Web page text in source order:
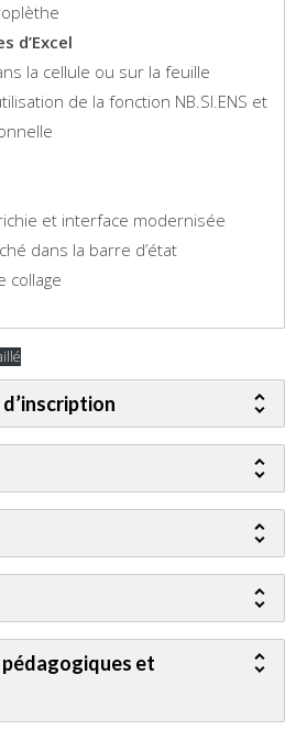
d’Excel
la cellule ou sur la feuille
de la fonction NB.SI.ENS et
et interface modernisée
dans la barre d’état
collage
et